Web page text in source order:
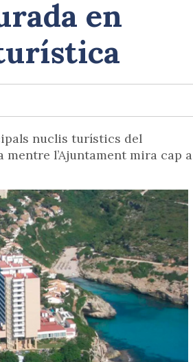
en
nuclis turístics del
l’Ajuntament mira cap a